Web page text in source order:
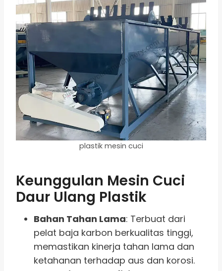
plastik mesin cuci
Keunggulan Mesin Cuci
Daur Ulang Plastik
Bahan Tahan Lama: Terbuat dari
pelat baja karbon berkualitas tinggi,
memastikan kinerja tahan lama dan
ketahanan terhadap aus dan korosi.